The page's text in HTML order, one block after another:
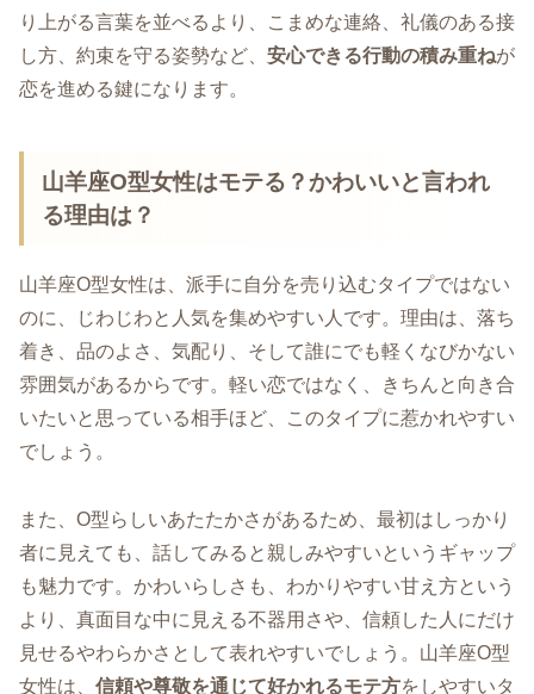
り上がる言葉を並べるより、こまめな連絡、礼儀のある接
し方、約束を守る姿勢など、 安心できる行動の積み重ねが
恋を進める鍵になります。
山羊座O型女性はモテる？かわいいと言われ
る理由は？
山羊座O型女性は、派手に自分を売り込むタイプではない
のに、じわじわと人気を集めやすい人です。理由は、落ち
着き、品のよさ、気配り、そして誰にでも軽くなびかない
雰囲気があるからです。軽い恋ではなく、きちんと向き合
いたいと思っている相手ほど、このタイプに惹かれやすい
でしょう。
また、O型らしいあたたかさがあるため、最初はしっかり
者に見えても、話してみると親しみやすいというギャップ
も魅力です。かわいらしさも、わかりやすい甘え方という
より、真面目な中に見える不器用さや、信頼した人にだけ
見せるやわらかさとして表れやすいでしょう。山羊座O型
女性は、 信頼や尊敬を通じて好かれるモテ方をしやすいタ